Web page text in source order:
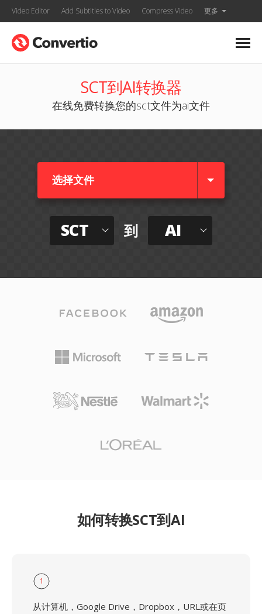
Video Editor Add Subtitles to Video Compress Video 更多
SCT到AI转换器
在线免费转换您的sct文件为ai文件
选择文件
SCT 到 AI
如何转换SCT到AI
1
从计算机，Google Drive，Dropbox，URL或在页